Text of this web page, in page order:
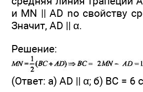
и MN || AD no свойству
Значит, AD || α.
(Ответ: a) AD || α; б) ВС = 6